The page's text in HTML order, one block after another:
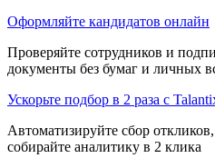
Оформляйте кандидатов онлайн
Проверяйте сотрудников и
документы без бумаг и личных
Ускорьте подбор в 2 раза с
Автоматизируйте сбор
собирайте аналитику в 2 клика